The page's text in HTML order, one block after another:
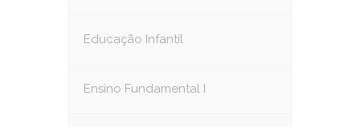
Educação Infantil
Ensino Fundamental I